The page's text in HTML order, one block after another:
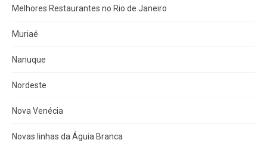
Melhores Restaurantes no Rio de Janeiro
Muriaé
Nanuque
Nordeste
Nova Venécia
Novas linhas da Águia Branca